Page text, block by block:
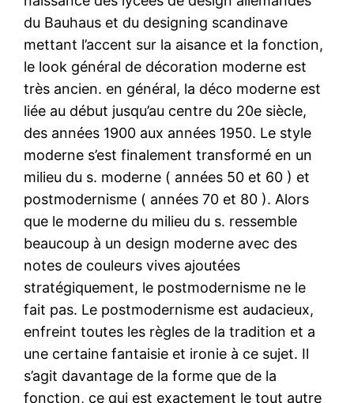
du Bauhaus et du designing scandinave
mettant l’accent sur la aisance et la fonction,
le look général de décoration moderne est
très ancien. en général, la déco moderne est
liée au début jusqu’au centre du 20e siècle,
des années 1900 aux années 1950. Le style
moderne s’est finalement transformé en un
milieu du s. moderne ( années 50 et 60 ) et
postmodernisme ( années 70 et 80 ). Alors
que le moderne du milieu du s. ressemble
beaucoup à un design moderne avec des
notes de couleurs vives ajoutées
stratégiquement, le postmodernisme ne le
fait pas. Le postmodernisme est audacieux,
enfreint toutes les règles de la tradition et a
une certaine fantaisie et ironie à ce sujet. Il
s’agit davantage de la forme que de la
fonction, ce qui est exactement le tout autre